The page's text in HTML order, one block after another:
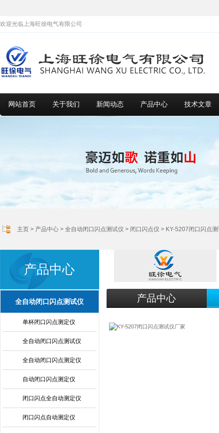
欢迎光临上海旺徐电气有限公司
网站首页 关于我们 新闻动态 产品中心 技术文章
主页 > 产品中心 > 全自动闭口闪点测试仪 > 闭口闪点仪 > KY-5207闭口闪点
产品中心
全自动闭口闪点测试仪
单杯闭口闪点测定仪
全自动闭口闪点测试仪
全自动闭口闪点测定仪
自动闭口闪点测定仪
闭口闪点全自动测定仪
闭口闪点自动测定仪
产品中心